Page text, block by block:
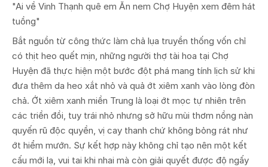
"Ai về Vinh Thạnh quê em Ăn nem Chợ Huyện xem đêm hát
tuồng"
Bắt nguồn từ công thức làm chả lụa truyền thống vốn chỉ
có thịt heo quết mịn, những người thợ tài hoa tại Chợ
Huyện đã thực hiện một bước đột phá mang tính lịch sử khi
đưa thêm da heo xắt nhỏ và quả ớt xiêm xanh vào lòng đòn
chả. Ớt xiêm xanh miền Trung là loại ớt mọc tự nhiên trên
các triền đồi, tuy trái nhỏ nhưng sở hữu mùi thơm nồng nàn
quyến rũ độc quyền, vị cay thanh chứ không bỏng rát như
ớt hiểm mướn. Sự kết hợp này không chỉ tạo nên một kết
cấu mới lạ, vui tai khi nhai mà còn giải quyết được độ ngấy